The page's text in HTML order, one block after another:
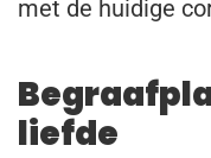
met de huidige
liefde